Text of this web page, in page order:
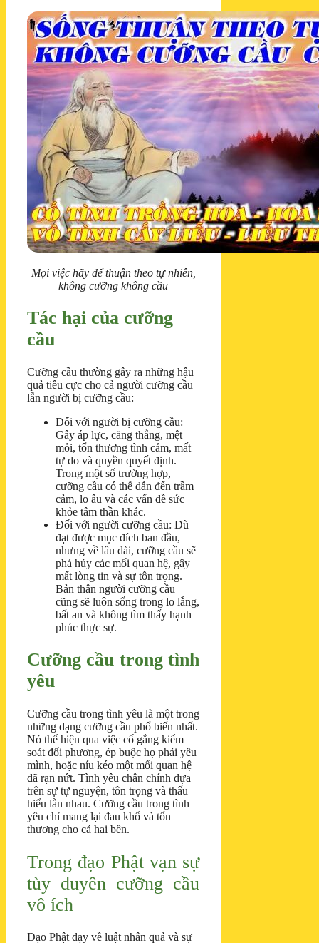
Mọi việc hãy để thuận theo tự nhiên,
không cưỡng không cầu
Tác hại của cưỡng
cầu
Cưỡng cầu thường gây ra những hậu
quả tiêu cực cho cả người cưỡng cầu
lẫn người bị cưỡng cầu:
Đối với người bị cưỡng cầu:
Gây áp lực, căng thẳng, mệt
mỏi, tổn thương tình cảm, mất
tự do và quyền quyết định.
Trong một số trường hợp,
cưỡng cầu có thể dẫn đến trầm
cảm, lo âu và các vấn đề sức
khỏe tâm thần khác.
Đối với người cưỡng cầu: Dù
đạt được mục đích ban đầu,
nhưng về lâu dài, cưỡng cầu sẽ
phá hủy các mối quan hệ, gây
mất lòng tin và sự tôn trọng.
Bản thân người cưỡng cầu
cũng sẽ luôn sống trong lo lắng,
bất an và không tìm thấy hạnh
phúc thực sự.
Cưỡng cầu trong tình
yêu
Cưỡng cầu trong tình yêu là một trong
những dạng cưỡng cầu phổ biến nhất.
Nó thể hiện qua việc cố gắng kiểm
soát đối phương, ép buộc họ phải yêu
mình, hoặc níu kéo một mối quan hệ
đã rạn nứt. Tình yêu chân chính dựa
trên sự tự nguyện, tôn trọng và thấu
hiểu lẫn nhau. Cưỡng cầu trong tình
yêu chỉ mang lại đau khổ và tổn
thương cho cả hai bên.
Trong đạo Phật vạn sự
tùy duyên cưỡng cầu
vô ích
Đạo Phật dạy về luật nhân quả và sự